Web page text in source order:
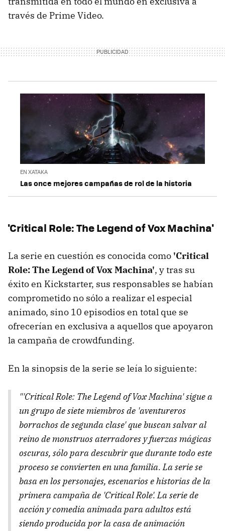
través de Prime Video.
EN XATAKA
Las once mejores campañas de rol de la historia
'Critical Role: The Legend of Vox Machina'
La serie en cuestión es conocida como 'Critical
Role: The Legend of Vox Machina', y tras su
éxito en Kickstarter, sus responsables se habían
comprometido no sólo a realizar el especial
animado, sino 10 episodios en total que se
ofrecerían en exclusiva a aquellos que apoyaron
la campaña de crowdfunding.
En la sinopsis de la serie se leía lo siguiente:
"'Critical Role: The Legend of Vox Machina' sigue a
un grupo de siete miembros de 'aventureros
borrachos de segunda clase' que buscan salvar al
reino de monstruos aterradores y fuerzas mágicas
oscuras, sólo para descubrir que durante todo este
proceso se convierten en una familia. La serie se
basa en los personajes, escenarios e historias de la
primera campaña de 'Critical Role'. La serie de
acción y comedia animada para adultos está
siendo producida por la casa de animación